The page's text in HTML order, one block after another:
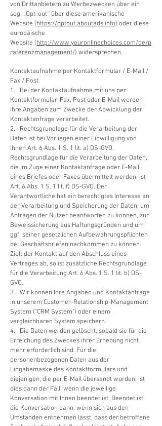
von Drittanbietern zu Werbezwecken über ein
sog. „Opt-out“ über diese amerikanische
Website (https://optout.aboutads.info) oder diese
europäische
Website (http://www.youronlinechoices.com/de/p
raferenzmanagement/) widersprechen.
Kontaktaufnahme per Kontaktformular / E-Mail /
Fax / Post
1. Bei der Kontaktaufnahme mit uns per
Kontaktformular, Fax, Post oder E-Mail werden
Ihre Angaben zum Zwecke der Abwicklung der
Kontaktanfrage verarbeitet.
2. Rechtsgrundlage für die Verarbeitung der
Daten ist bei Vorliegen einer Einwilligung von
Ihnen Art. 6 Abs. 1 S. 1 lit. a) DS-GVO.
Rechtsgrundlage für die Verarbeitung der Daten,
die im Zuge einer Kontaktanfrage oder E-Mail,
eines Briefes oder Faxes übermittelt werden, ist
Art. 6 Abs. 1 S. 1 lit. f) DS-GVO. Der
Verantwortliche hat ein berechtigtes Interesse an
der Verarbeitung und Speicherung der Daten, um
Anfragen der Nutzer beantworten zu können, zur
Beweissicherung aus Haftungsgründen und um
ggf. seiner gesetzlichen Aufbewahrungspflichten
bei Geschäftsbriefen nachkommen zu können.
Zielt der Kontakt auf den Abschluss eines
Vertrages ab, so ist zusätzliche Rechtsgrundlage
für die Verarbeitung Art. 6 Abs. 1 S. 1 lit. b) DS-
GVO.
3. Wir können Ihre Angaben und Kontaktanfrage
in unserem Customer-Relationship-Management
System ("CRM System") oder einem
vergleichbaren System speichern.
4. Die Daten werden gelöscht, sobald sie für die
Erreichung des Zweckes ihrer Erhebung nicht
mehr erforderlich sind. Für die
personenbezogenen Daten aus der
Eingabemaske des Kontaktformulars und
diejenigen, die per E-Mail übersandt wurden, ist
dies dann der Fall, wenn die jeweilige
Konversation mit Ihnen beendet ist. Beendet ist
die Konversation dann, wenn sich aus den
Umständen entnehmen lässt, dass der betroffene